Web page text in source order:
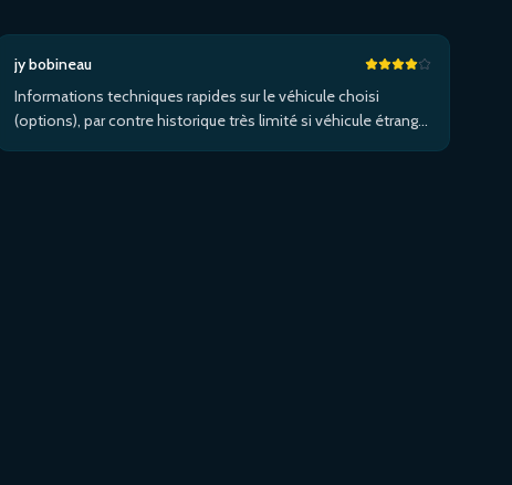
jy bobineau
Informations techniques rapides sur le véhicule choisi
(options), par contre historique très limité si véhicule étranger